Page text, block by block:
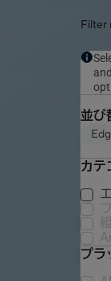
Filter
並び
カテ
プラ